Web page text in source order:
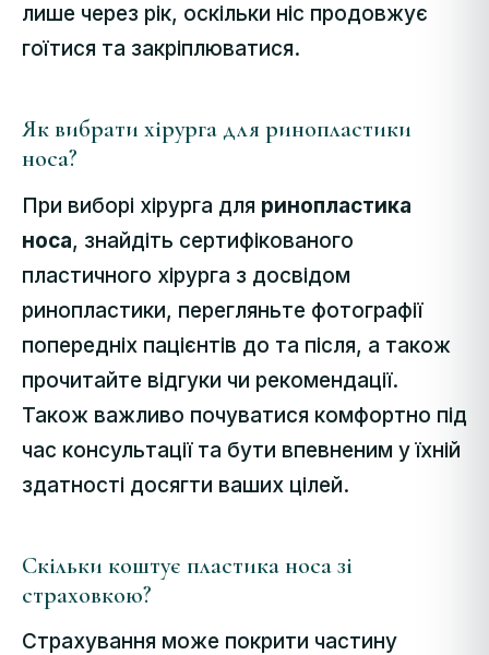
лише через рік, оскільки ніс продовжує
гоїтися та закріплюватися.
Як вибрати хірурга для ринопластики
носа?
При виборі хірурга для ринопластика
носа, знайдіть сертифікованого
пластичного хірурга з досвідом
ринопластики, перегляньте фотографії
попередніх пацієнтів до та після, а також
прочитайте відгуки чи рекомендації.
Також важливо почуватися комфортно під
час консультації та бути впевненим у їхній
здатності досягти ваших цілей.
Скільки коштує пластика носа зі
страховкою?
Страхування може покрити частину